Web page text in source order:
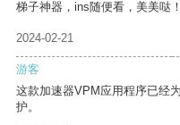
梯子神器，ins随便看，美美哒！
2024-02-21
游客
这款加速器VPM应用程序已经
护。